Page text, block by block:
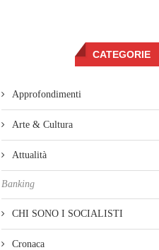
CATEGORIE
Approfondimenti
Arte & Cultura
Attualità
Banking
CHI SONO I SOCIALISTI
Cronaca